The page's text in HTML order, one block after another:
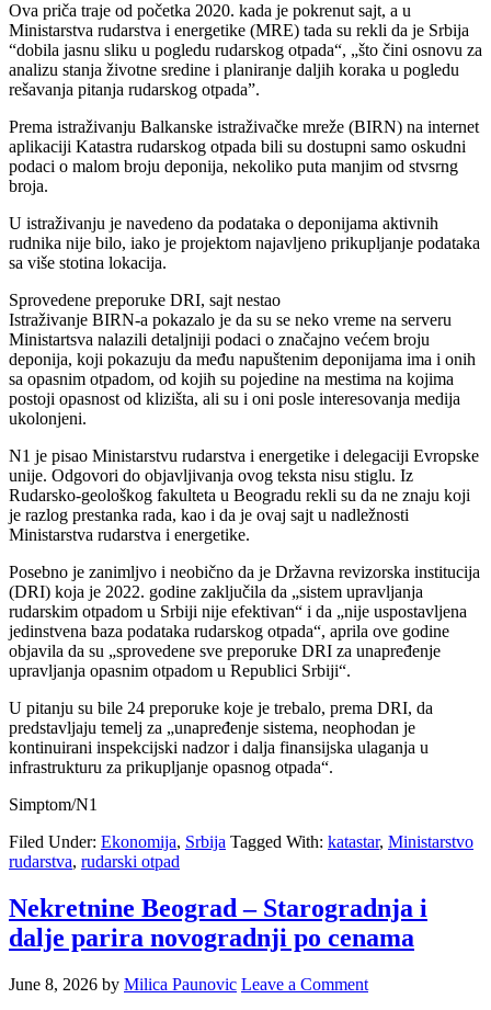
Ova priča traje od početka 2020. kada je pokrenut sajt, a u
Ministarstva rudarstva i energetike (MRE) tada su rekli da je Srbija
“dobila jasnu sliku u pogledu rudarskog otpada“, „što čini osnovu za
analizu stanja životne sredine i planiranje daljih koraka u pogledu
rešavanja pitanja rudarskog otpada”.
Prema istraživanju Balkanske istraživačke mreže (BIRN) na internet
aplikaciji Katastra rudarskog otpada bili su dostupni samo oskudni
podaci o malom broju deponija, nekoliko puta manjim od stvsrng
broja.
U istraživanju je navedeno da podataka o deponijama aktivnih
rudnika nije bilo, iako je projektom najavljeno prikupljanje podataka
sa više stotina lokacija.
Sprovedene preporuke DRI, sajt nestao
Istraživanje BIRN-a pokazalo je da su se neko vreme na serveru
Ministartsva nalazili detaljniji podaci o značajno većem broju
deponija, koji pokazuju da među napuštenim deponijama ima i onih
sa opasnim otpadom, od kojih su pojedine na mestima na kojima
postoji opasnost od klizišta, ali su i oni posle interesovanja medija
ukolonjeni.
N1 je pisao Ministarstvu rudarstva i energetike i delegaciji Evropske
unije. Odgovori do objavljivanja ovog teksta nisu stiglu. Iz
Rudarsko-geološkog fakulteta u Beogradu rekli su da ne znaju koji
je razlog prestanka rada, kao i da je ovaj sajt u nadležnosti
Ministarstva rudarstva i energetike.
Posebno je zanimljvo i neobično da je Državna revizorska institucija
(DRI) koja je 2022. godine zaključila da „sistem upravljanja
rudarskim otpadom u Srbiji nije efektivan“ i da „nije uspostavljena
jedinstvena baza podataka rudarskog otpada“, aprila ove godine
objavila da su „sprovedene sve preporuke DRI za unapređenje
upravljanja opasnim otpadom u Republici Srbiji“.
U pitanju su bile 24 preporuke koje je trebalo, prema DRI, da
predstavljaju temelj za „unapređenje sistema, neophodan je
kontinuirani inspekcijski nadzor i dalja finansijska ulaganja u
infrastrukturu za prikupljanje opasnog otpada“.
Simptom/N1
Filed Under: Ekonomija, Srbija Tagged With: katastar, Ministarstvo
rudarstva, rudarski otpad
Nekretnine Beograd – Starogradnja i
dalje parira novogradnji po cenama
June 8, 2026 by Milica Paunovic Leave a Comment